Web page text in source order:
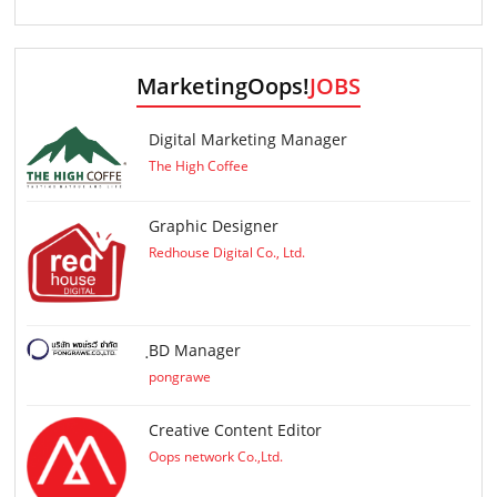
MarketingOops!JOBS
Digital Marketing Manager
The High Coffee
Graphic Designer
Redhouse Digital Co., Ltd.
ฺBD Manager
pongrawe
Creative Content Editor
Oops network Co.,Ltd.